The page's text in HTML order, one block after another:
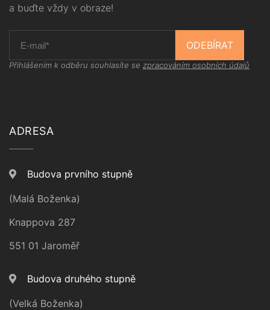
a buďte vždy v obraze!
ODEBÍRAT
Přihlášením k odběru souhlasíte se zpracováním osobních údajů
ADRESA
Budova prvního stupně
(Malá Boženka)
Knappova 287
551 01 Jaroměř
Budova druhého stupně
(Velká Boženka)